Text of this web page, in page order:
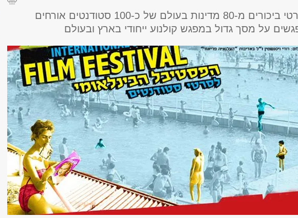
סרטי ביכורים מ-80 מדינות בעולם של כ-100 סטודנטים אורחים
על מסך גדול במפגש קולנוע ייחודי בארץ ובעולם